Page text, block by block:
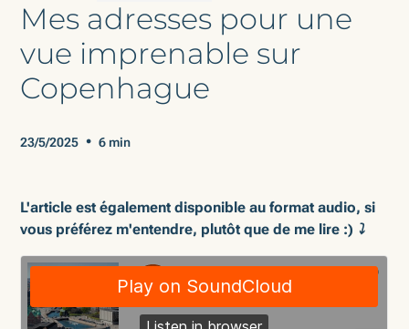
Mes adresses pour une
vue imprenable sur
Copenhague
23/5/2025 • 6 min
L'article est également disponible au format audio, si
vous préférez m'entendre, plutôt que de me lire :) ⤵️